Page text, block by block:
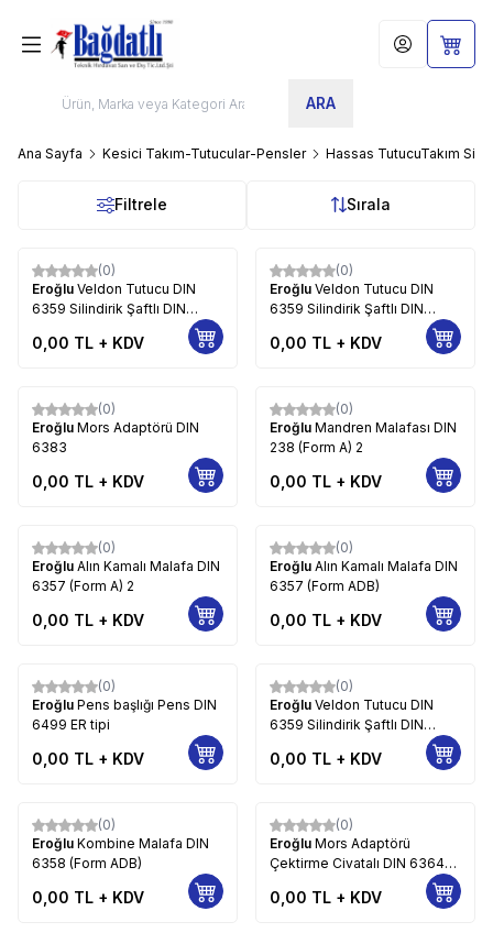
ARA
Hesabım
Ana Sayfa Kesici Takım-Tutucular-Pensler Hassas TutucuTakım
Filtrele Sırala
(0)
Eroğlu Veldon Tutucu DIN
6359 Silindirik Şaftlı DIN
0,00 TL + KDV
(0)
Eroğlu Veldon Tutucu DIN
6359 Silindirik Şaftlı DIN
0,00 TL + KDV
(0)
Eroğlu Mors Adaptörü DIN
6383
0,00 TL + KDV
(0)
Eroğlu Mandren Malafası DIN
238 (Form A) 2
0,00 TL + KDV
(0)
Eroğlu Alın Kamalı Malafa DIN
6357 (Form A) 2
0,00 TL + KDV
(0)
Eroğlu Alın Kamalı Malafa DIN
6357 (Form ADB)
0,00 TL + KDV
(0)
Eroğlu Pens başlığı Pens DIN
6499 ER tipi
0,00 TL + KDV
(0)
Eroğlu Veldon Tutucu DIN
6359 Silindirik Şaftlı DIN
0,00 TL + KDV
(0)
Eroğlu Kombine Malafa DIN
6358 (Form ADB)
0,00 TL + KDV
(0)
Eroğlu Mors Adaptörü
Çektirme Civatalı DIN 6364
0,00 TL + KDV